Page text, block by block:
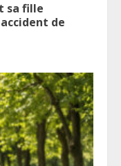
sa fille
de